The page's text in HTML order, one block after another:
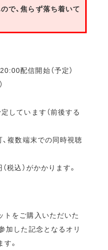
で、焦らず落ち着いて
配信開始（予定）
しています（前後する
複数端末での同時視聴
込）がかかります。
トをご購入いただいた
加した記念となるオリ
。